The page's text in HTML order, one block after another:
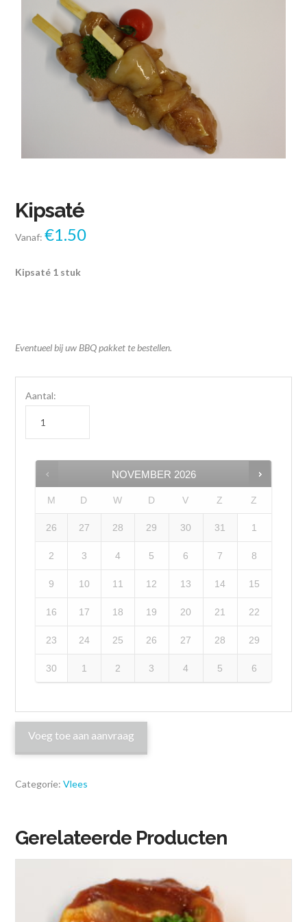
Kipsaté
Vanaf:€1.50
Kipsaté 1 stuk
Eventueel bij uw BBQ pakket te bestellen.
Aantal:
NOVEMBER 2026
M D W D V Z Z
26 27 28 29 30 31 1
2 3 4 5 6 7 8
9 10 11 12 13 14 15
16 17 18 19 20 21 22
23 24 25 26 27 28 29
30 1 2 3 4 5 6
Voeg toe aan aanvraag
Categorie:Vlees
Gerelateerde Producten